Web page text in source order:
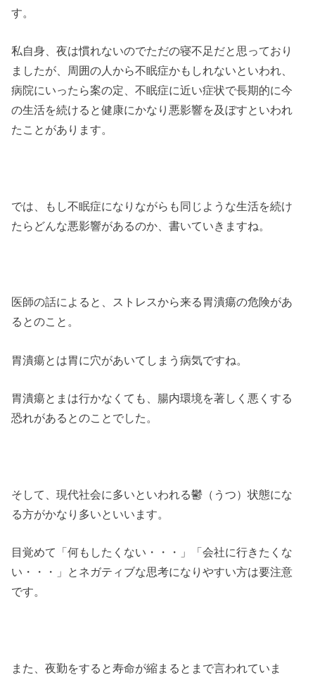
す。
私自身、夜は慣れないのでただの寝不足だと思っており
ましたが、周囲の人から不眠症かもしれないといわれ、
病院にいったら案の定、不眠症に近い症状で長期的に今
の生活を続けると健康にかなり悪影響を及ぼすといわれ
たことがあります。
では、もし不眠症になりながらも同じような生活を続け
たらどんな悪影響があるのか、書いていきますね。
医師の話によると、ストレスから来る胃潰瘍の危険があ
るとのこと。
胃潰瘍とは胃に穴があいてしまう病気ですね。
胃潰瘍とまは行かなくても、腸内環境を著しく悪くする
恐れがあるとのことでした。
そして、現代社会に多いといわれる鬱（うつ）状態にな
る方がかなり多いといいます。
目覚めて「何もしたくない・・・」「会社に行きたくな
い・・・」とネガティブな思考になりやすい方は要注意
です。
また、夜勤をすると寿命が縮まるとまで言われていま